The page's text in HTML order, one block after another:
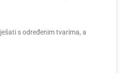
s određenim tvarima, a